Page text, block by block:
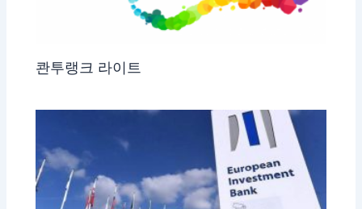
콴투랭크 라이트